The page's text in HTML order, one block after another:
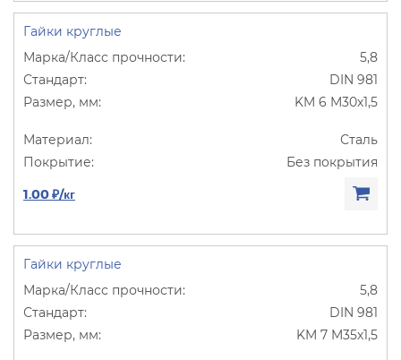
Гайки круглые
5,8
DIN 981
KM 6 M30х1,5
Сталь
Без покрытия
1.00 ₽/кг
Гайки круглые
5,8
DIN 981
KM 7 M35х1,5